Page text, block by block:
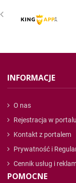
INFORMACJE
O nas
Rejestracja w portalu
Kontakt z portalem
Prywatność i
Cennik usług i
POMOCNE